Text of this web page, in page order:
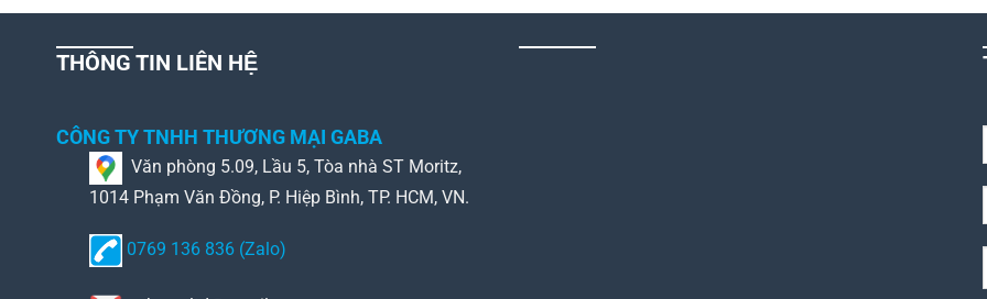
THÔNG TIN LIÊN HỆ
CÔNG TY TNHH THƯƠNG MẠI GABA
Văn phòng 5.09, Lầu 5, Tòa nhà ST Moritz,
1014 Phạm Văn Đồng, P. Hiệp Bình, TP. HCM, VN.
0769 136 836 (Zalo)